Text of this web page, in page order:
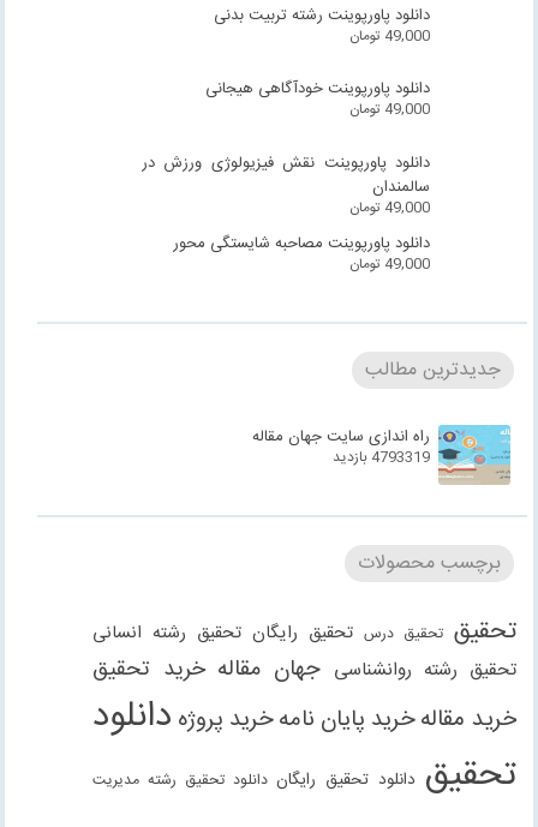
دانلود پاورپوینت رشته تربیت بدنی
49,000 تومان
دانلود پاورپوینت خودآگاهی هیجانی
49,000 تومان
دانلود پاورپوینت نقش فیزیولوژی ورزش در
سالمندان
49,000 تومان
دانلود پاورپوینت مصاحبه شایستگی محور
49,000 تومان
جدیدترین مطالب
راه اندازی سایت جهان مقاله
4793319 بازدید
برچسب محصولات
تحقیق تحقیق درس تحقیق رایگان تحقیق رشته انسانی
تحقیق رشته روانشناسی جهان مقاله خرید تحقیق
خرید مقالهخرید پایان نامهخرید پروژه دانلود
تحقیق دانلود تحقیق رایگان دانلود تحقیق رشته مدیریت